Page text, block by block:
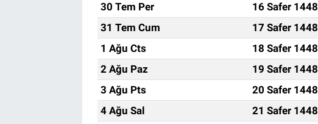
30 Tem Per
16 Safer 1448
31 Tem Cum
17 Safer 1448
1 Ağu Cts
18 Safer 1448
2 Ağu Paz
19 Safer 1448
3 Ağu Pts
20 Safer 1448
4 Ağu Sal
21 Safer 1448